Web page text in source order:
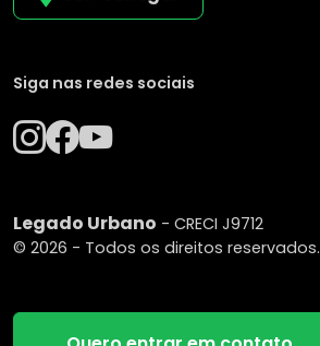
Siga nas redes sociais
Legado Urbano - CRECI J9712
© 2026 - Todos os direitos reservados.